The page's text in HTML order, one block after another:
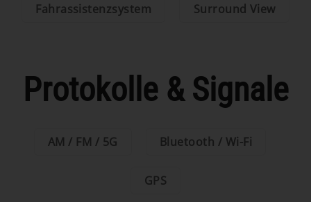
Fahrassistenzsystem Surround View
Protokolle & Signale
AM / FM / 5G Bluetooth / Wi-Fi
GPS